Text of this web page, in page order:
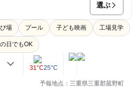
選ぶ
場 プール 子ども映画 工場見学
日でもOK
31°C25°C
予報地点：三重県三重郡菰野町